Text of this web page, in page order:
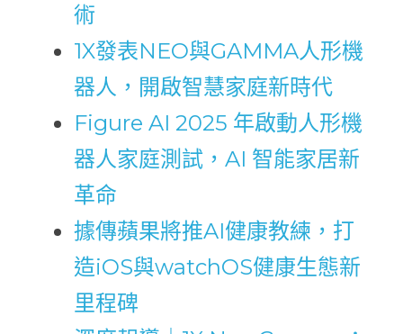
術
1X發表NEO與GAMMA人形機
器人，開啟智慧家庭新時代
Figure AI 2025 年啟動人形機
器人家庭測試，AI 智能家居新
革命
據傳蘋果將推AI健康教練，打
造iOS與watchOS健康生態新
里程碑